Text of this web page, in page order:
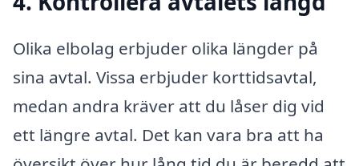
Olika elbolag erbjuder olika längder på
sina avtal. Vissa erbjuder korttidsavtal,
medan andra kräver att du låser dig vid
ett längre avtal. Det kan vara bra att ha